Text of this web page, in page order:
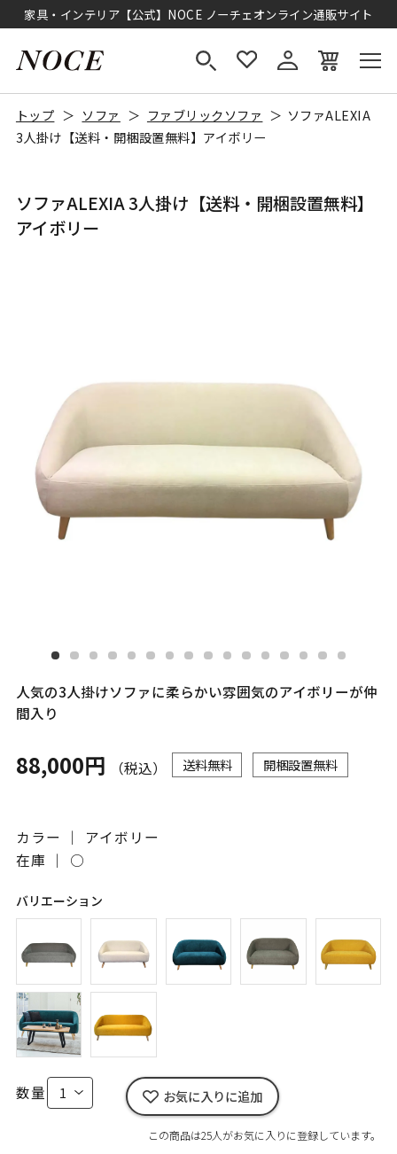
家具・インテリア【公式】NOCE ノーチェオンライン通販サイト
トップ ソファ ファブリックソファ
ソファALEXIA
3人掛け【送料・開梱設置無料】アイボリー
ソファALEXIA 3人掛け【送料・開梱設置無料】
アイボリー
人気の3人掛けソファに柔らかい雰囲気のアイボリーが仲
間入り
88,000円 （税込） 送料無料 開梱設置無料
カラー ｜ アイボリー
在庫 ｜ ○
バリエーション
数量 お気に入りに追加
この商品は25人がお気に入りに登録しています。